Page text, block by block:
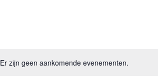
Er zijn geen aankomende evenementen.